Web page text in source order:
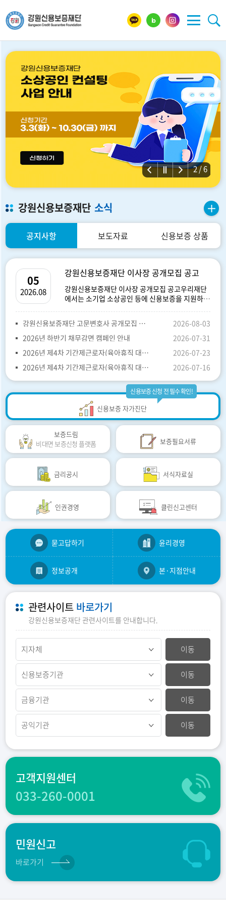
2 / 6
강원신용보증재단 소식
공지사항 보도자료 신용보증 상품
05
2026.08
​강원신용보증재단 이사장 공개모집 공고
​강원신용보증재단 이사장 공개모집 공고​우리재단
에서는 소기업 소상공인 등에 신용보증을 지원하
험이 풍부하고 역량 있는 이사장을아래와 같이 공
개모집하오니 많...
강원신용보증재단 고문변호사 공개모집 공고
2026-08-03
2026년 하반기 채무감면 캠페인 안내
2026-07-31
2026년 제4차 기간제근로자(육아휴직 대체인력) 채용 최종합격자 공고
2026-07-23
2026년 제4차 기간제근로자(육아휴직 대체인력) 채용 면접심사 합...
2026-07-16
신용보증 자가진단
신용보증 신청 전 필수 확인!
보증드림
비대면 보증신청 플랫폼
보증필요서류
금리공시 서식자료실
인권경영 클린신고센터
묻고답하기 윤리경영
정보공개 본·지점안내
관련사이트 바로가기
강원신용보증재단 관련사이트를 안내합니다.
이동
이동
이동
이동
고객지원센터
033-260-0001
민원신고
바로가기